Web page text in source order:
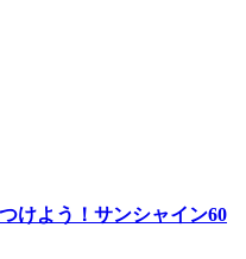
けよう！サンシャイン60